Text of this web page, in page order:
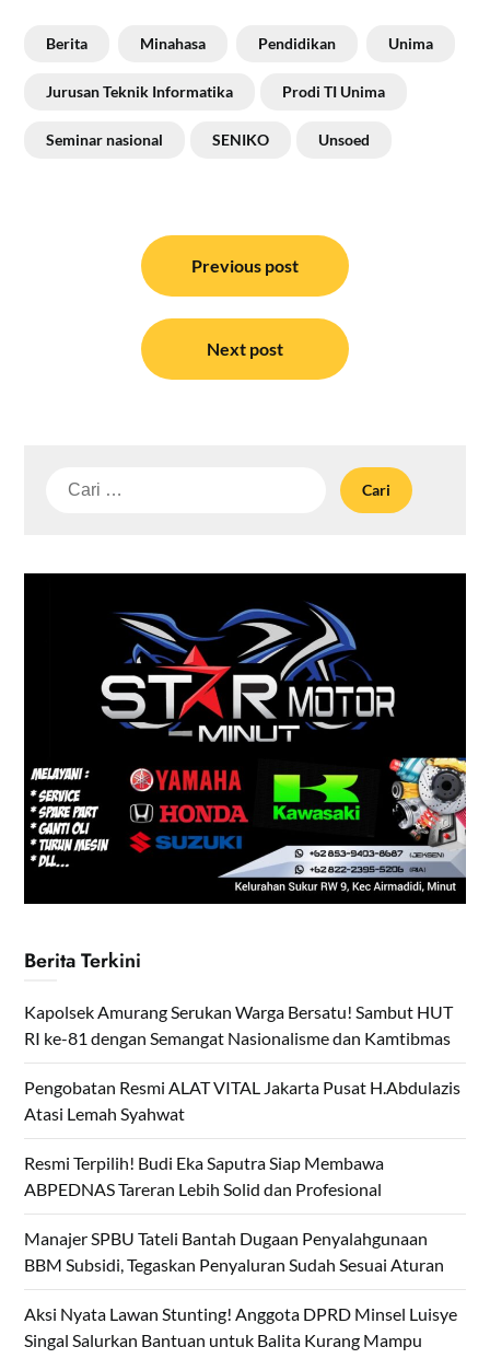
Berita Minahasa Pendidikan Unima
Jurusan Teknik Informatika Prodi TI Unima
Seminar nasional SENIKO Unsoed
Previous post
Next post
Cari
Berita Terkini
Kapolsek Amurang Serukan Warga Bersatu! Sambut HUT
RI ke-81 dengan Semangat Nasionalisme dan Kamtibmas
Pengobatan Resmi ALAT VITAL Jakarta Pusat H.Abdulazis
Atasi Lemah Syahwat
Resmi Terpilih! Budi Eka Saputra Siap Membawa
ABPEDNAS Tareran Lebih Solid dan Profesional
Manajer SPBU Tateli Bantah Dugaan Penyalahgunaan
BBM Subsidi, Tegaskan Penyaluran Sudah Sesuai Aturan
Aksi Nyata Lawan Stunting! Anggota DPRD Minsel Luisye
Singal Salurkan Bantuan untuk Balita Kurang Mampu